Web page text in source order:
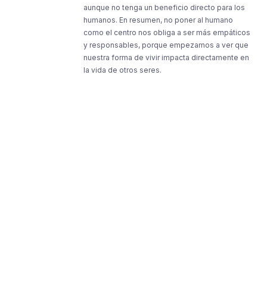
aunque no tenga un beneficio directo para los
humanos. En resumen, no poner al humano
como el centro nos obliga a ser más empáticos
y responsables, porque empezamos a ver que
nuestra forma de vivir impacta directamente en
la vida de otros seres.